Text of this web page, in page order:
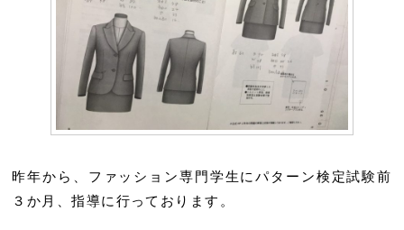
昨年から、ファッション専門学生にパターン検定試験前
３か月、指導に行っております。